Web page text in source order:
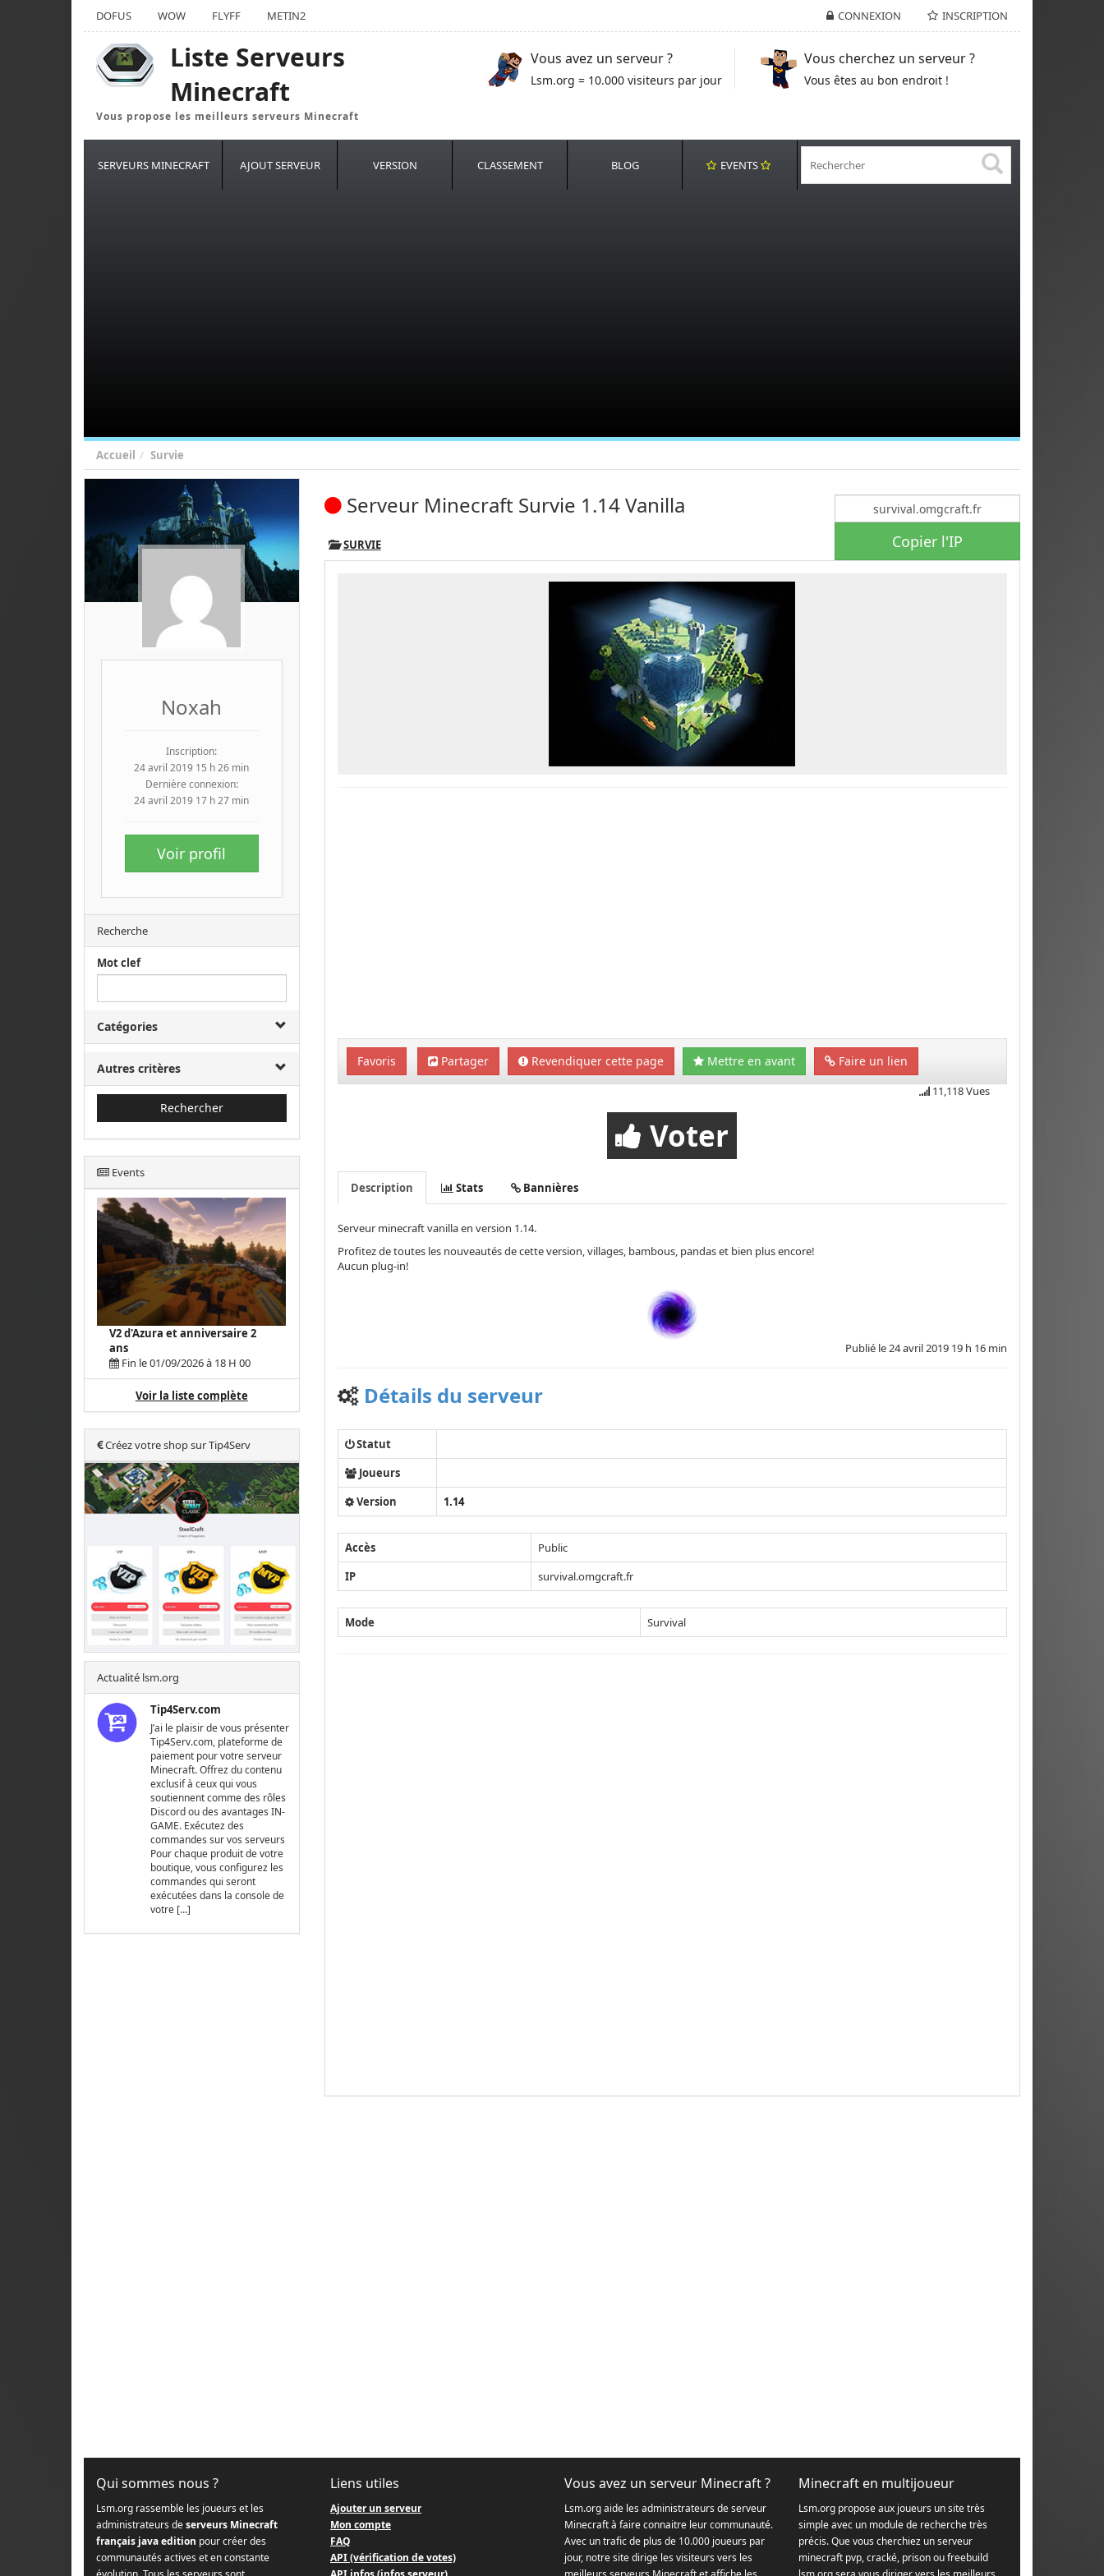
CONNEXION INSCRIPTION
DOFUS WOW FLYFF METIN2
Liste Serveurs
Minecraft
Vous propose les meilleurs serveurs Minecraft
Vous avez un serveur ?
Lsm.org = 10.000 visiteurs par jour
Vous cherchez un serveur ?
Vous êtes au bon endroit !
SERVEURS MINECRAFT AJOUT SERVEUR VERSION CLASSEMENT BLOG EVENTS
Accueil Survie
Noxah
Inscription:
24 avril 2019 15 h 26 min
Dernière connexion:
24 avril 2019 17 h 27 min
Voir profil
Recherche
Mot clef
Catégories
Autres critères
Rechercher
Events
V2 d'Azura et anniversaire 2
ans
Fin le 01/09/2026 à 18 H 00
Voir la liste complète
Créez votre shop sur Tip4Serv
Actualité lsm.org
Tip4Serv.com
J’ai le plaisir de vous présenter
Tip4Serv.com, plateforme de
paiement pour votre serveur
Minecraft. Offrez du contenu
exclusif à ceux qui vous
soutiennent comme des rôles
Discord ou des avantages IN-
GAME. Exécutez des
commandes sur vos serveurs
Pour chaque produit de votre
boutique, vous configurez les
commandes qui seront
exécutées dans la console de
votre […]
Copier l'IP
Serveur Minecraft Survie 1.14 Vanilla
SURVIE
Favoris Partager Revendiquer cette page Mettre en avant Faire un lien
11,118 Vues
Voter
Description Stats Bannières
Serveur minecraft vanilla en version 1.14.
Profitez de toutes les nouveautés de cette version, villages, bambous, pandas et bien plus encore!
Aucun plug-in!
Publié le24 avril 2019 19 h 16 min
Détails du serveur
Statut
Joueurs
Version
1.14
Accès
Public
IP
survival.omgcraft.fr
Mode Survival
Qui sommes nous ?
Lsm.org rassemble les joueurs et les
administrateurs deserveurs Minecraft
français java edition pour créer des
communautés actives et en constante
Liens utiles
Ajouter un serveur
Mon compte
FAQ
API (vérification de votes)
Vous avez un serveur Minecraft ?
Lsm.org aide les administrateurs de serveur
Minecraft à faire connaitre leur communauté.
Avec un trafic de plus de 10.000 joueurs par
jour, notre site dirige les visiteurs vers les
Minecraft en multijoueur
Lsm.org propose aux joueurs un site très
simple avec un module de recherche très
précis. Que vous cherchiez un serveur
minecraft pvp, cracké, prison ou freebuild